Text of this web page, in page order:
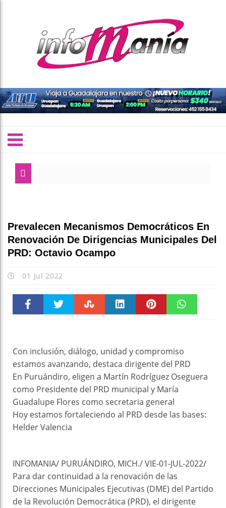
Prevalecen Mecanismos Democráticos En
Renovación De Dirigencias Municipales Del
PRD: Octavio Ocampo
01 Jul 2022
Con inclusión, diálogo, unidad y compromiso
estamos avanzando, destaca dirigente del PRD
En Puruándiro, eligen a Martín Rodríguez Oseguera
como Presidente del PRD municipal y María
Guadalupe Flores como secretaria general
Hoy estamos fortaleciendo al PRD desde las bases:
Helder Valencia
INFOMANIA/ PURUÁNDIRO, MICH./ VIE-01-JUL-2022/
Para dar continuidad a la renovación de las
Direcciones Municipales Ejecutivas (DME) del Partido
de la Revolución Democrática (PRD), el dirigente